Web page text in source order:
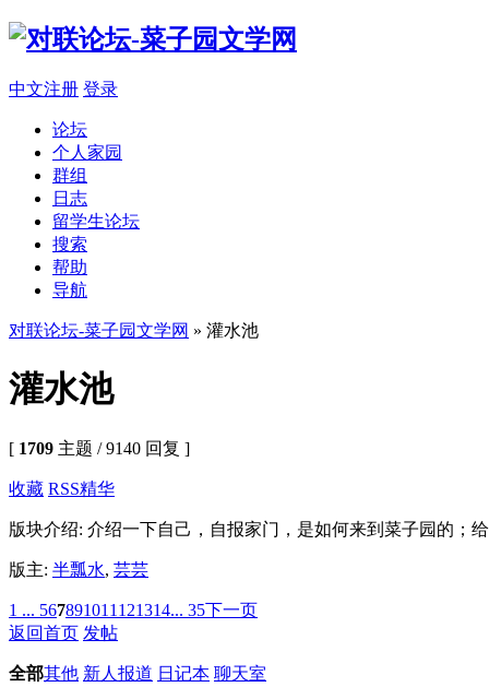
中文注册 登录
论坛
个人家园
群组
日志
留学生论坛
搜索
帮助
导航
对联论坛-菜子园文学网 » 灌水池
灌水池
[ 1709 主题 / 9140 回复 ]
收藏 RSS精华
版块介绍: 介绍一下自己，自报家门，是如何来到菜子园的；
版主: 半瓢水, 芸芸
1 ... 567891011 121314... 35下一页
返回首页 发帖
全部其他 新人报道 日记本 聊天室